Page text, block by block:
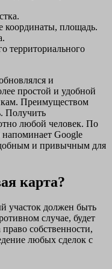
координаты, площадь.
территориального
и
простой и удобной
Преимуществом
Получить
любой человек. По
Google
и привычным для
карта?
участок должен быть
случае, будет
собственности,
любых сделок с